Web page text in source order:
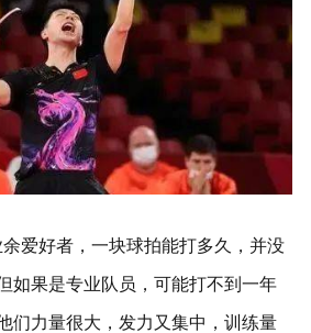
爱好者，一块球拍能打多久，并没
如果是专业队员，可能打不到一年
们力量很大，发力又集中，训练量